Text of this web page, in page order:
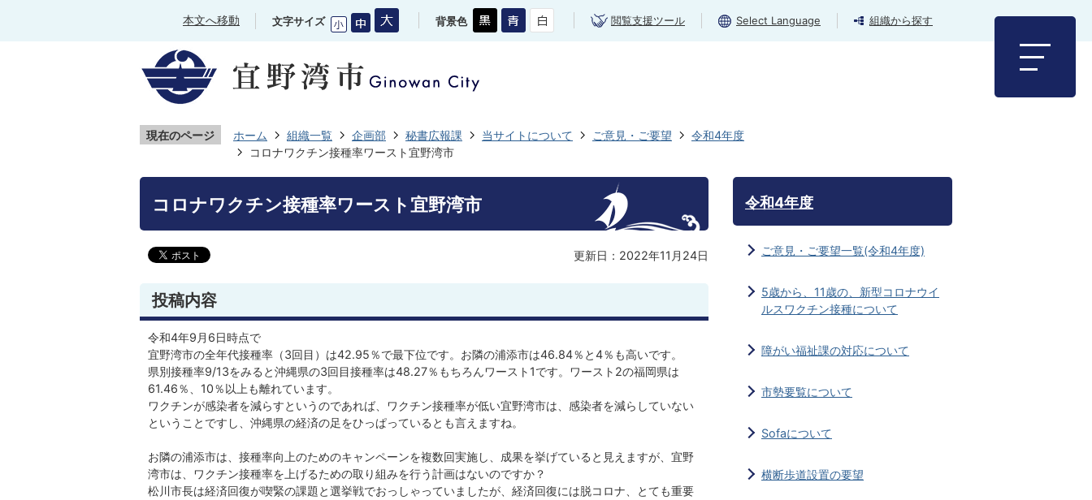
本文へ移動 文字サイズ 背景色 閲覧支援ツール Select Language 組織から探す
現在のページ ホーム 組織一覧 企画部 秘書広報課 当サイトについて ご意見・ご要望
令和4年度
コロナワクチン接種率ワースト宜野湾市
コロナワクチン接種率ワースト宜野湾市
更新日：2022年11月24日
投稿内容
令和4年9月6日時点で
宜野湾市の全年代接種率（3回目）は42.95％で最下位です。お隣の浦添市は46.84％と4％も高いです。
県別接種率9/13をみると沖縄県の3回目接種率は48.27％もちろんワースト1です。ワースト2の福岡県は
61.46％、10％以上も離れています。
ワクチンが感染者を減らすというのであれば、ワクチン接種率が低い宜野湾市は、感染者を減らしていない
ということですし、沖縄県の経済の足をひっぱっているとも言えますね。
お隣の浦添市は、接種率向上のためのキャンペーンを複数回実施し、成果を挙げていると見えますが、宜野
湾市は、ワクチン接種率を上げるための取り組みを行う計画はないのですか？
松川市長は経済回復が喫緊の課題と選挙戦でおっしゃっていましたが、経済回復には脱コロナ、とても重要
令和4年度
ご意見・ご要望一覧(令和4年度)
5歳から、11歳の、新型コロナウイ
ルスワクチン接種について
障がい福祉課の対応について
市勢要覧について
Sofaについて
横断歩道設置の要望